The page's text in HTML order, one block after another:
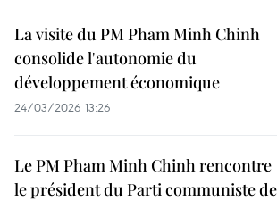
La visite du PM Pham Minh Chinh
consolide l'autonomie du
développement économique
24/03/2026 13:26
Le PM Pham Minh Chinh rencontre
le président du Parti communiste de